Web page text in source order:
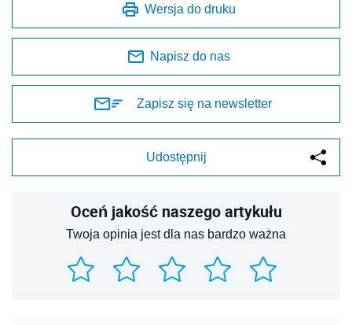
Wersja do druku
Napisz do nas
Zapisz się na newsletter
Udostępnij
Oceń jakość naszego artykułu
Twoja opinia jest dla nas bardzo ważna